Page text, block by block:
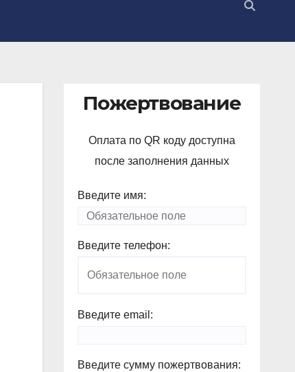
Пожертвование
Оплата по QR коду доступна
после заполнения данных
Введите имя:
Введите телефон:
Введите email:
Введите сумму пожертвования: